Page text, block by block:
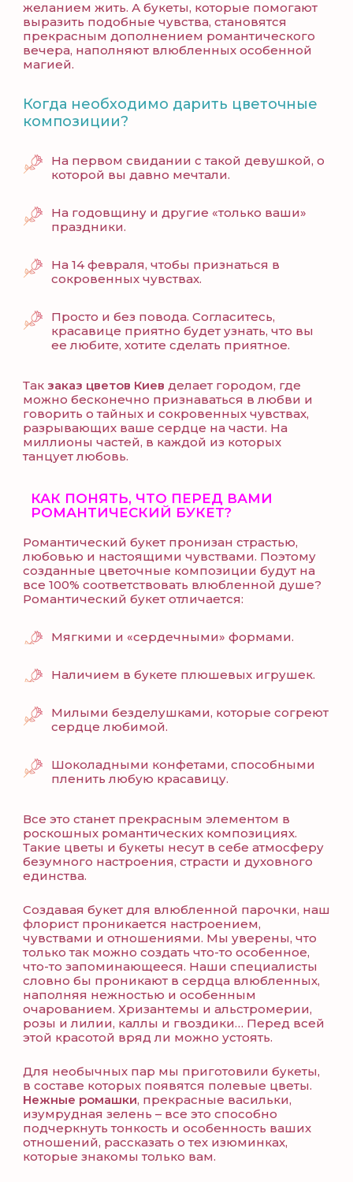
желанием жить. А букеты, которые помогают
выразить подобные чувства, становятся
прекрасным дополнением романтического
вечера, наполняют влюбленных особенной
магией.
Когда необходимо дарить цветочные
композиции?
На первом свидании с такой девушкой, о
которой вы давно мечтали.
На годовщину и другие «только ваши»
праздники.
На 14 февраля, чтобы признаться в
сокровенных чувствах.
Просто и без повода. Согласитесь,
красавице приятно будет узнать, что вы
ее любите, хотите сделать приятное.
Так заказ цветов Киев делает городом, где
можно бесконечно признаваться в любви и
говорить о тайных и сокровенных чувствах,
разрывающих ваше сердце на части. На
миллионы частей, в каждой из которых
танцует любовь.
КАК ПОНЯТЬ, ЧТО ПЕРЕД ВАМИ
РОМАНТИЧЕСКИЙ БУКЕТ?
Романтический букет пронизан страстью,
любовью и настоящими чувствами. Поэтому
созданные цветочные композиции будут на
все 100% соответствовать влюбленной душе?
Романтический букет отличается:
Мягкими и «сердечными» формами.
Наличием в букете плюшевых игрушек.
Милыми безделушками, которые согреют
сердце любимой.
Шоколадными конфетами, способными
пленить любую красавицу.
Все это станет прекрасным элементом в
роскошных романтических композициях.
Такие цветы и букеты несут в себе атмосферу
безумного настроения, страсти и духовного
единства.
Создавая букет для влюбленной парочки, наш
флорист проникается настроением,
чувствами и отношениями. Мы уверены, что
только так можно создать что-то особенное,
что-то запоминающееся. Наши специалисты
словно бы проникают в сердца влюбленных,
наполняя нежностью и особенным
очарованием. Хризантемы и альстромерии,
розы и лилии, каллы и гвоздики… Перед всей
этой красотой вряд ли можно устоять.
Для необычных пар мы приготовили букеты,
в составе которых появятся полевые цветы.
Нежные ромашки, прекрасные васильки,
изумрудная зелень – все это способно
подчеркнуть тонкость и особенность ваших
отношений, рассказать о тех изюминках,
которые знакомы только вам.